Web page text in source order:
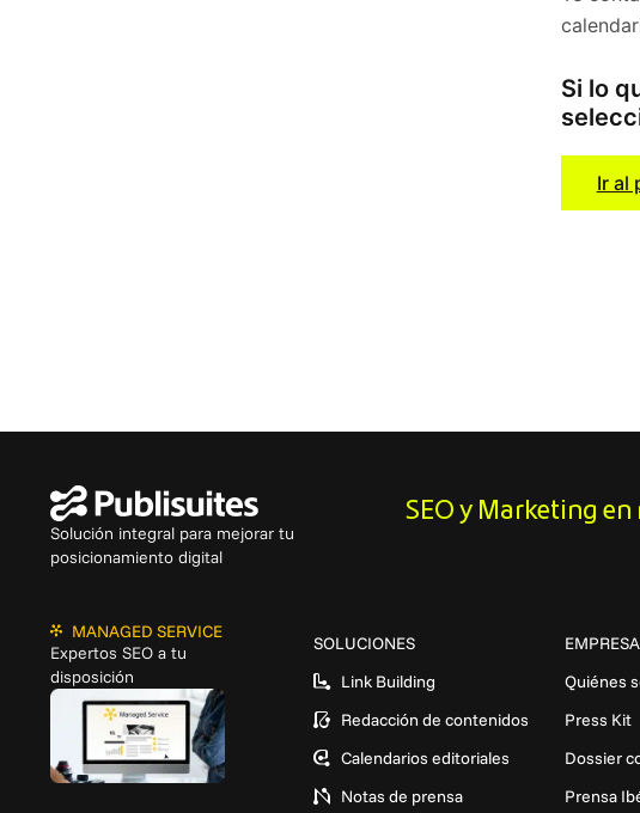
Si lo
Ir al
Solución integral para mejorar tu
posicionamiento digital
SEO y Marketing
MANAGED SERVICE
Expertos SEO a tu
disposición
SOLUCIONES
Link Building
Redacción de contenidos
Calendarios editoriales
Notas de prensa
EMPRESA
Quiénes
Press Kit
Dossier
Prensa